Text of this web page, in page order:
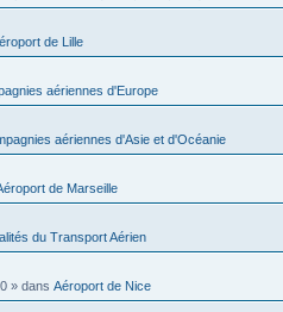
de Lille
aériennes d'Europe
aériennes d'Asie et d'Océanie
de Marseille
du Transport Aérien
» dans Aéroport de Nice